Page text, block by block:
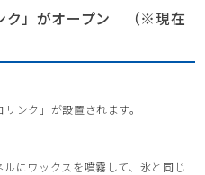
ク」がオープン （※現在
ンク」が設置されます。
にワックスを噴霧して、氷と同じ